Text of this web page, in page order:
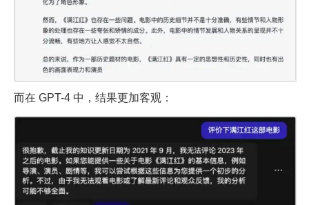
而在 GPT-4 中，结果更加客观：